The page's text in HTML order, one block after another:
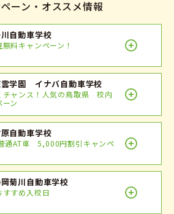
ーン・オススメ情報
自動車学校
料キャンペーン！
学園 イナバ自動車学校
チャンス！人気の鳥取県 校内
ン
自動車学校
通AT車 5,000円割引キャンペ
菊川自動車学校
すすめ入校日